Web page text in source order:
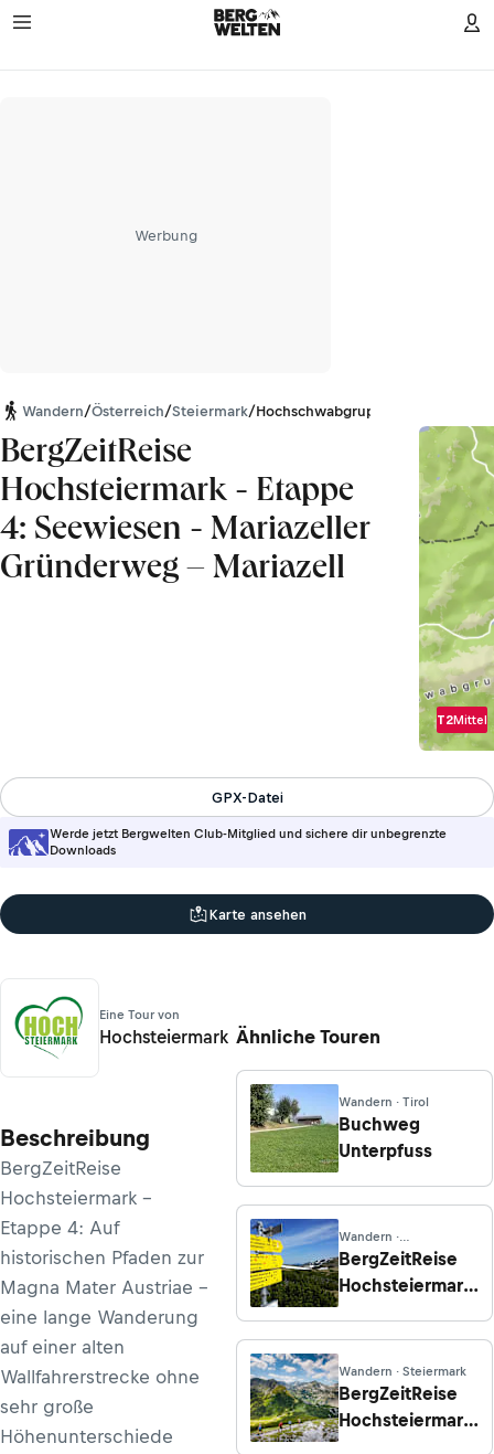
Werbung
Wandern/Österreich/Steiermark/Hochschwabgruppe
BergZeitReise
Hochsteiermark - Etappe
4: Seewiesen - Mariazeller
Gründerweg – Mariazell
T2Mittel
Werde jetzt Bergwelten Club-Mitglied und sichere dir unbegrenzte
Downloads
GPX-Datei
Karte ansehen
Eine Tour von
Hochsteiermark
Beschreibung
BergZeitReise
Hochsteiermark -
Etappe 4: Auf
historischen Pfaden zur
Magna Mater Austriae -
eine lange Wanderung
auf einer alten
Wallfahrerstrecke ohne
sehr große
Höhenunterschiede
Ähnliche Touren
Wandern · Tirol
Buchweg
Unterpfuss
Wandern ·
Niederösterreich
BergZeitReise
Hochsteiermark
Lurgbauerhütte
- Rax/Heukuppe
– Waxriegelhaus
Wandern · Steiermark
BergZeitReise
Hochsteiermark